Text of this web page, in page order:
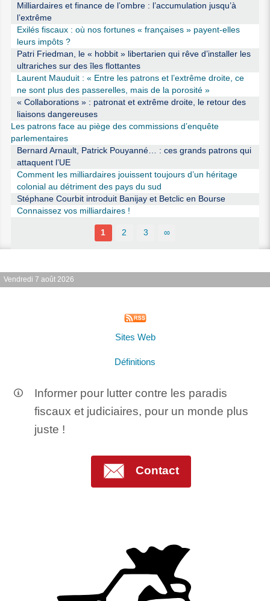
Milliardaires et finance de l’ombre : l’accumulation jusqu’à
l’extrême
Exilés fiscaux : où nos fortunes « françaises » payent-elles
leurs impôts ?
Patri Friedman, le « hobbit » libertarien qui rêve d’installer les
ultrariches sur des îles flottantes
Laurent Mauduit : « Entre les patrons et l’extrême droite, ce
ne sont plus des passerelles, mais de la porosité »
« Collaborations » : patronat et extrême droite, le retour des
liaisons dangereuses
Les patrons face au piège des commissions d’enquête
parlementaires
Bernard Arnault, Patrick Pouyanné… : ces grands patrons qui
attaquent l’UE
Comment les milliardaires jouissent toujours d’un héritage
colonial au détriment des pays du sud
Stéphane Courbit introduit Banijay et Betclic en Bourse
Connaissez vos milliardaires !
1 2 3 ∞
Vendredi 7 août 2026
Sites Web
Définitions
Informer pour lutter contre les paradis
fiscaux et judiciaires, pour un monde plus
juste !
Contact